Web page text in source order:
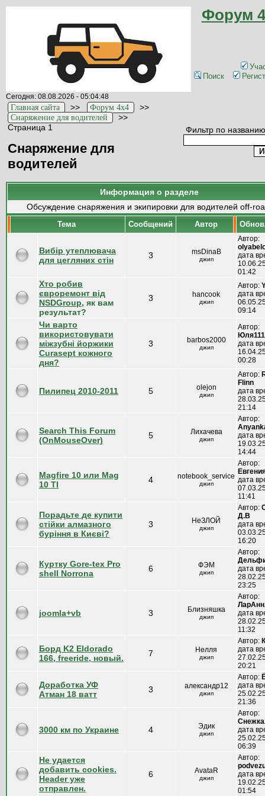
Форум
Поиск
Сегодня: 08.08.2026 - 05:04:48
Главная сайта >> Форум 4x4 >>
Снаряжение для водителей
>>
Страница 1
Снаряжение для
водителей
Фильтр по
Информация о разделе
Обсуждение снаряжения и экипировки для водителей off-
Тема Cообщений Автор
Вибір утеплювача
для цегляних стін
3 msDinaB
джип
Автор:
дата
01:42
Хто робив
євроремонт від
NSDGroup, як вам
результат?
3 hancook
джип
Автор:
дата
09:14
Чи варто
використовувати
міжзубні йоржики
Curasept кожного
дня?
3 barbos2000
джип
Автор:
дата
00:28
Пилипец 2010-2011 5 olejon
джип
Автор:
Flinn
дата
21:14
Search This Forum
(OnMouseOver)
5 Лихачева
джип
Автор:
дата
14:44
Magfire 10 или Mag
10 TI
4 notebook_service
джип
Автор:
дата
11:41
Порадьте де купити
стійки алмазного
буріння в Києві?
3 НеЗЛОЙ
джип
Автор:
Д.В
дата
16:20
Куртку Gore-tex Pro
shell Norrona
6 ФЭМ
джип
Автор:
дата
23:25
joomla+vb 3 Близняшка
джип
Автор:
дата
11:32
Борд K2 Eldorado
166, freeride, новый.
7 Нелля
джип
Автор:
дата
20:21
Доработка УФ
Атман 18 ватт
3 александр12
джип
Автор:
дата
21:36
3000 км по Украине 4 Эдик
джип
Автор:
дата
06:39
Не удается
добавить cookies.
Header уже
отправлен.
6 AvataR
джип
Автор:
дата
01:54